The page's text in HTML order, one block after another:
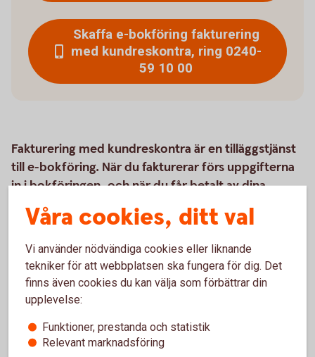
Skaffa e-bokföring fakturering
med kundreskontra, ring 0240-
59 10 00
Fakturering med kundreskontra är en tilläggstjänst
till e-bokföring. När du fakturerar förs uppgifterna
in i bokföringen, och när du får betalt av dina
kunder prickas inbetalningen av i din
kundreskontra.
Så här fungerar tjänsten
Pris
Våra cookies, ditt val
Vi använder nödvändiga cookies eller liknande
tekniker för att webbplatsen ska fungera för dig. Det
finns även cookies du kan välja som förbättrar din
upplevelse:
Funktioner, prestanda och statistik
Relevant marknadsföring